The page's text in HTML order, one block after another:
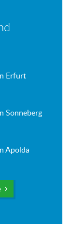
Erfurt
Sonneberg
Apolda